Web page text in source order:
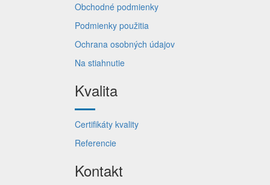
Obchodné podmienky
Podmienky použitia
Ochrana osobných údajov
Na stiahnutie
Kvalita
Certifikáty kvality
Referencie
Kontakt